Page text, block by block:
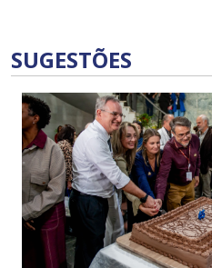
SUGESTÕES